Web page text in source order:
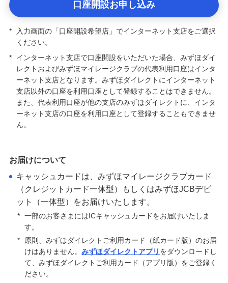
口座開設お申し込み
*
入力画面の「口座開設希望店」でインターネット支店をご選択
ください。
*
インターネット支店で口座開設をいただいた場合、みずほダイ
レクトおよびみずほマイレージクラブの代表利用口座はインタ
ーネット支店となります。みずほダイレクトにインターネット
支店以外の口座を利用口座として登録することはできません。
また、代表利用口座が他の支店のみずほダイレクトに、インタ
ーネット支店の口座を利用口座として登録することもできませ
ん。
お届けについて
キャッシュカードは、みずほマイレージクラブカード
（クレジットカード一体型）もしくはみずほJCBデビ
ット（一体型）をお届けいたします。
* 一部のお客さまにはICキャッシュカードをお届けいたしま
す。
*
原則、みずほダイレクトご利用カード（紙カード版）のお届
けはありません。みずほダイレクトアプリ をダウンロードし
て、みずほダイレクトご利用カード（アプリ版）をご登録く
ださい。